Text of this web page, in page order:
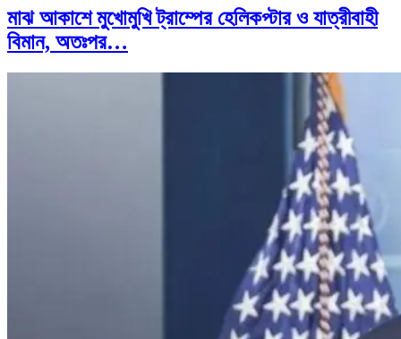
মাঝ আকাশে মুখোমুখি ট্রাম্পের হেলিকপ্টার ও যাত্রীবাহী
বিমান, অতঃপর…